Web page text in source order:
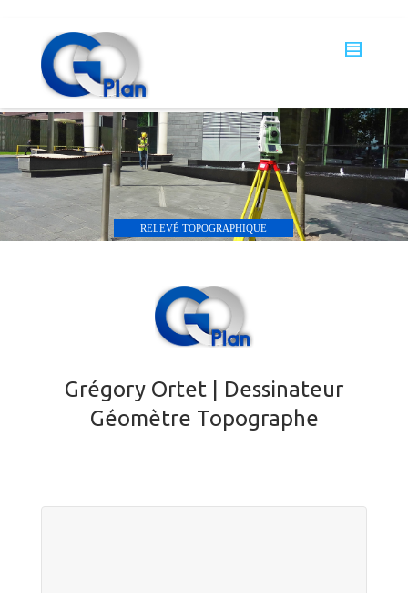
RELEVÉ TOPOGRAPHIQUE
Grégory Ortet | Dessinateur
Géomètre Topographe